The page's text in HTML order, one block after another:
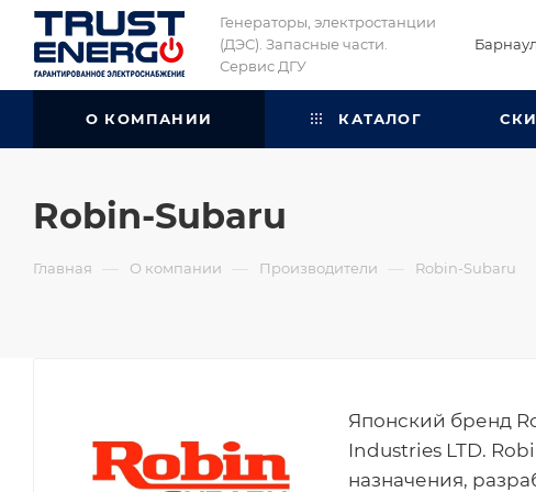
Генераторы, электростанции
(ДЭС). Запасные части.
Сервис ДГУ
Барнаул
О КОМПАНИИ КАТАЛОГ
Robin-Subaru
Главная — О компании — Производители — Robin-Subaru
Японский бренд
Industries LTD.
назначения,